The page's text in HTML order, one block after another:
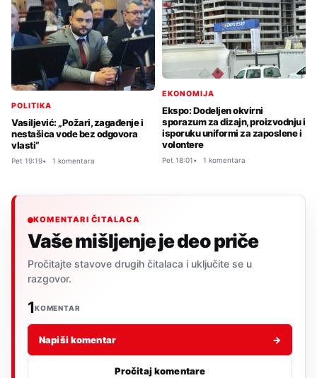
POLITIKA
Vasiljević: „Požari, zagađenje i
nestašica vode bez odgovora
vlasti“
Pet 19:19 1 komentara
EKONOMIJA
Ekspo: Dodeljen okvirni
sporazum za dizajn, proizvodnju i
isporuku uniformi za zaposlene i
volontere
Pet 18:01 1 komentara
KOMENTARI ČITALACA
Vaše mišljenje je deo priče
Pročitajte stavove drugih čitalaca i uključite se u
razgovor.
1KOMENTAR
Napiši komentar →
Pročitaj komentare